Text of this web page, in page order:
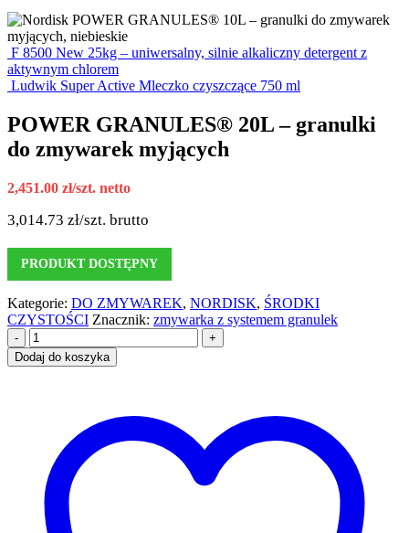
F 8500 New 25kg – uniwersalny, silnie alkaliczny detergent z
aktywnym chlorem
Ludwik Super Active Mleczko czyszczące 750 ml
POWER GRANULES® 20L – granulki
do zmywarek myjących
2,451.00 zł/szt. netto
3,014.73 zł/szt. brutto
PRODUKT DOSTĘPNY
Kategorie: DO ZMYWAREK, NORDISK, ŚRODKI
CZYSTOŚCI Znacznik: zmywarka z systemem granulek
-
+
Dodaj do koszyka